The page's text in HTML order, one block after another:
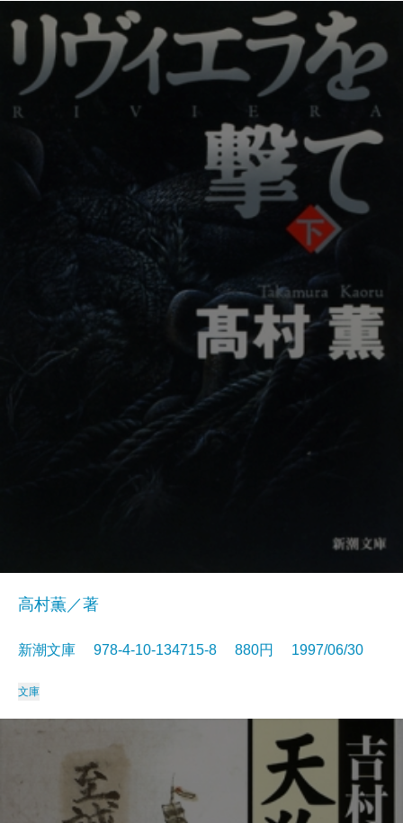
高村薫／著
新潮文庫 978-4-10-134715-8 880円 1997/06/30
文庫